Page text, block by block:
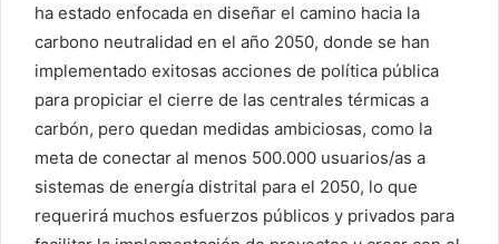
ha estado enfocada en diseñar el camino hacia la
carbono neutralidad en el año 2050, donde se han
implementado exitosas acciones de política pública
para propiciar el cierre de las centrales térmicas a
carbón, pero quedan medidas ambiciosas, como la
meta de conectar al menos 500.000 usuarios/as a
sistemas de energía distrital para el 2050, lo que
requerirá muchos esfuerzos públicos y privados para